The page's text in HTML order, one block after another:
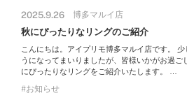
2025.9.26 博多マルイ店
秋にぴったりなリングのご紹介
こんにちは。アイプリモ博多マルイ店です。
うになってまいりましたが、皆様いかがお過ご
にぴったりなリングをご紹介いたします。 …
お知らせ